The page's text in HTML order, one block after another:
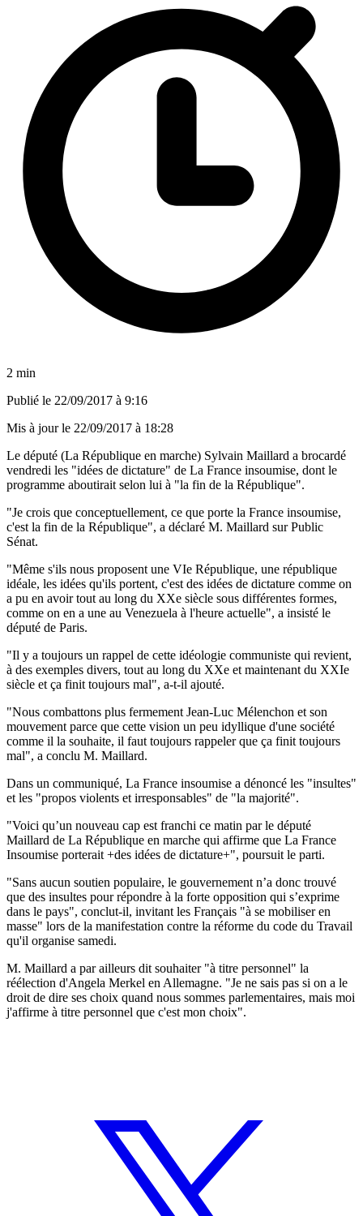
2 min
Publié le 22/09/2017 à 9:16
Mis à jour le 22/09/2017 à 18:28
Le député (La République en marche) Sylvain Maillard a brocardé
vendredi les "idées de dictature" de La France insoumise, dont le
programme aboutirait selon lui à "la fin de la République".
"Je crois que conceptuellement, ce que porte la France insoumise,
c'est la fin de la République", a déclaré M. Maillard sur Public
Sénat.
"Même s'ils nous proposent une VIe République, une république
idéale, les idées qu'ils portent, c'est des idées de dictature comme on
a pu en avoir tout au long du XXe siècle sous différentes formes,
comme on en a une au Venezuela à l'heure actuelle", a insisté le
député de Paris.
"Il y a toujours un rappel de cette idéologie communiste qui revient,
à des exemples divers, tout au long du XXe et maintenant du XXIe
siècle et ça finit toujours mal", a-t-il ajouté.
"Nous combattons plus fermement Jean-Luc Mélenchon et son
mouvement parce que cette vision un peu idyllique d'une société
comme il la souhaite, il faut toujours rappeler que ça finit toujours
mal", a conclu M. Maillard.
Dans un communiqué, La France insoumise a dénoncé les "insultes"
et les "propos violents et irresponsables" de "la majorité".
"Voici qu’un nouveau cap est franchi ce matin par le député
Maillard de La République en marche qui affirme que La France
Insoumise porterait +des idées de dictature+", poursuit le parti.
"Sans aucun soutien populaire, le gouvernement n’a donc trouvé
que des insultes pour répondre à la forte opposition qui s’exprime
dans le pays", conclut-il, invitant les Français "à se mobiliser en
masse" lors de la manifestation contre la réforme du code du Travail
qu'il organise samedi.
M. Maillard a par ailleurs dit souhaiter "à titre personnel" la
réélection d'Angela Merkel en Allemagne. "Je ne sais pas si on a le
droit de dire ses choix quand nous sommes parlementaires, mais moi
j'affirme à titre personnel que c'est mon choix".